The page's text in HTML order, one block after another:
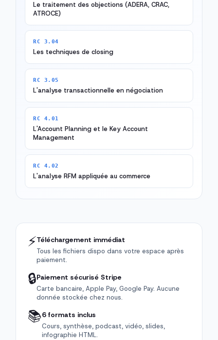
Le traitement des objections (ADERA, CRAC,
ATROCE)
RC 3.04
Les techniques de closing
RC 3.05
L'analyse transactionnelle en négociation
RC 4.01
L'Account Planning et le Key Account
Management
RC 4.02
L'analyse RFM appliquée au commerce
⚡Téléchargement immédiat
Tous les fichiers dispo dans votre espace après
paiement.
🔒Paiement sécurisé Stripe
Carte bancaire, Apple Pay, Google Pay. Aucune
donnée stockée chez nous.
📚6 formats inclus
Cours, synthèse, podcast, vidéo, slides,
infographie HTML.